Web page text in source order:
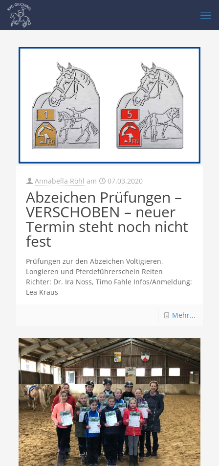
Annabella Röhl am 07.03.2020
Abzeichen Prüfungen –
VERSCHOBEN – neuer
Termin steht noch nicht
fest
Prüfungen zur den Abzeichen Voltigieren,
Longieren und Pferdeführerschein Reiten
Richter: Dr. Ira Noss, Timo Fahle Infos/Anmeldung:
Lea Kraus
Mehr...